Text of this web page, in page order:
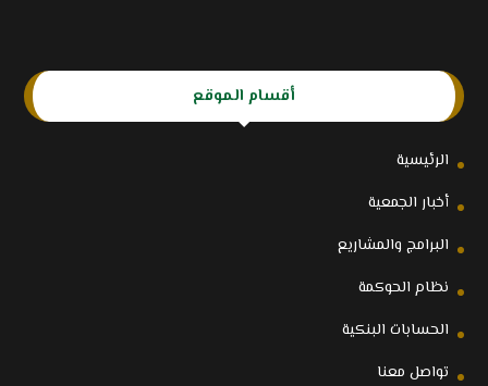
أقسام الموقع
الرئيسية
أخبار الجمعية
البرامج والمشاريع
نظام الحوكمة
الحسابات البنكية
تواصل معنا